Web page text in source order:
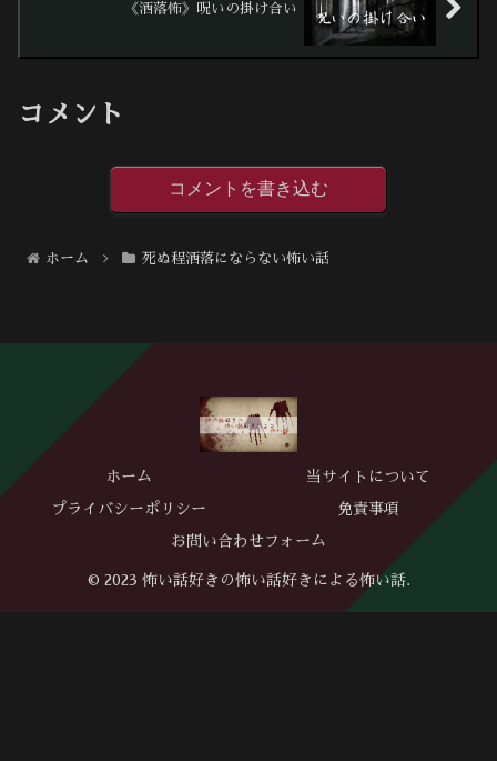
《洒落怖》呪いの掛け合い
コメント
コメントを書き込む
ホーム 死ぬ程洒落にならない怖い話
ホーム 当サイトについて
プライバシーポリシー 免責事項
お問い合わせフォーム
© 2023 怖い話好きの怖い話好きによる怖い話.